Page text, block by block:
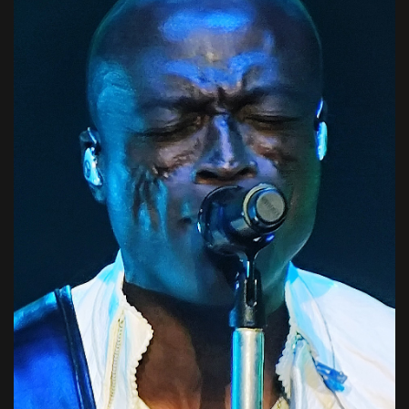
zapewniła atrakcyjną oprawę sceniczną występu. W tle
na ekranie wyświetlały się filmy ilustrujące kolejne utwory,
były też zimne ognie a na koniec konfetti. Wprawdzie
fanem Lady Pank nie zostałem, ale odbyłem podróż
sentymentalną do dzieciństwa przekonując się, że zespół
prezentuje się na żywo całkiem solidnie a na pewno
atrakcyjnie. Gdyby ktoś chciał sprawdzić, to warto.
Andrzej Korasiewicz30.11.2024 r. Lista utworów: Zabij to
cz. II1. Zabij to2. Rolling Son3. Tango stulecia4. Czas na
mały blues5. Hotelowy kram6. A to ohyda7. To jest tylko
rock and roll8. Zamki na piasku9. Du du10. Kryzysowa
narzeczona11. Sztuka latania12. Fabryka małp13. Stacja
Warszawa14. Marchewkowe pole15. Zawsze tam gdzie
ty16. Tacy sami (Jan & Kuba intro)17. Mała wojna18.
Zostawcie Titanica19. Tańcz głupia, tańcz20. Motyle21.
Mniej niż zero bis: 22. Na co komu dziś23. Na Na
listy utworów rozbiły trochę spoistość wydawnictwa i
spowodowały, że album nie ma takiego statusu jak
"Legenda". Ale mimo tego, zarówno "Armia" jak i
"Legenda" przywołują wspomnienia tej wyjątkowej
atmosfery i otoczki, która narosła wokół zespołu na
przełomie lat 80. i 90. I właśnie ze względu na to,
koncert, na którym miała być zagrana pierwsza płyta w
całości, zapowiadał się wyjątkowo. A przecież "Armia" to
tylko ok. 40 minut muzyki, więc można było być pewnym,
że nie skończy się tylko na niej, ale i czegoś z "Legendy"
można się spodziewać. I tak rzeczywiście było. Najpierw
usłyszeliśmy w całości płytę "Armia". Obecny skład Armii
zagrał wszystko z rzemieślniczą dokładnością. Głos
Budzyńskiego brzmiał bez zarzutu, była waltornia a syn
Budzego bardzo dobrze radził sobie na gitarze. W
wykonaniu utworów z płyty nie było może nic
wyjątkowego, ale mimo to muzyka wywołała wśród
publiczności wielki entuzjazm, który został zwieńczony w
utworach "Niewidzialna armia" i "Zostaw to". Na środku
parkietu rozpętało się prawdziwe pogo. Wśród
publiczności widać było zarówno weteranów, jak i całkiem
sporo młodych. Klub może nie był nabity do ostatniego